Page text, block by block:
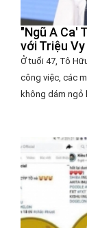
"Ngũ A Ca'
với Triệu
Ở tuổi 47, Tô
công việc, các
không dám ngỏ